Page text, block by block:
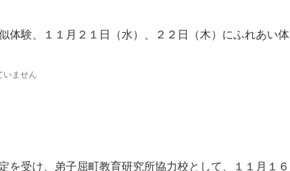
体験、１１月２１日（水）、２２日（木）にふれあい体
いません
を受け、弟子屈町教育研究所協力校として、１１月１６